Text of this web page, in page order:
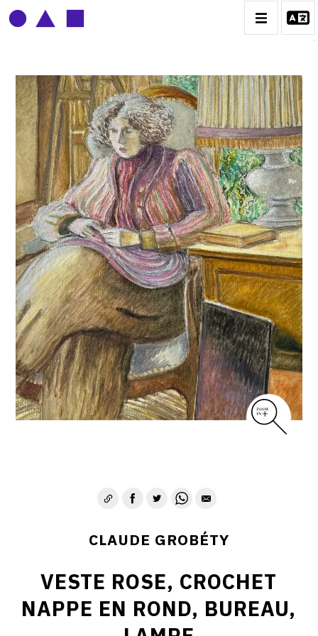
CLAUDE GROBÉTY
BIOGRAPHIE
CATALOGUE DES OEUVRES
CONTACT
CLAUDE GROBÉTY
VESTE ROSE, CROCHET
NAPPE EN ROND, BUREAU,